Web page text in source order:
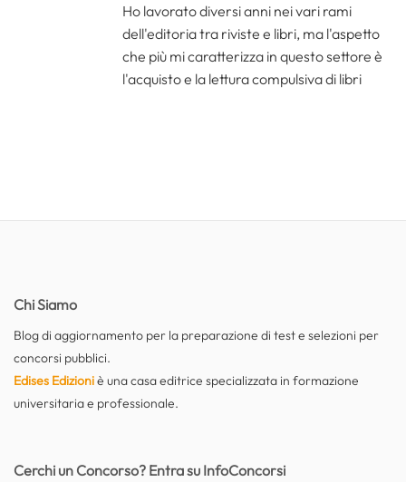
Ho lavorato diversi anni nei vari rami
dell'editoria tra riviste e libri, ma l'aspetto
che più mi caratterizza in questo settore è
l'acquisto e la lettura compulsiva di libri
Chi Siamo
Blog di aggiornamento per la preparazione di test e selezioni per
concorsi pubblici.
Edises Edizioniè una casa editrice specializzata in formazione
universitaria e professionale.
Cerchi un Concorso? Entra su InfoConcorsi